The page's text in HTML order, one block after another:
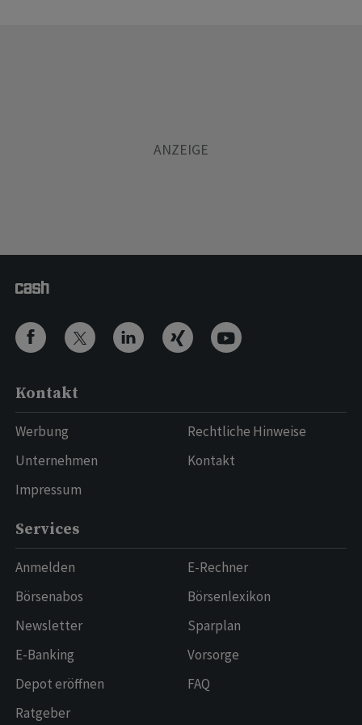
Kontakt
Werbung
Unternehmen
Impressum
Rechtliche Hinweise
Kontakt
Services
Anmelden
Börsenabos
Newsletter
E-Banking
Depot eröffnen
Ratgeber
E-Rechner
Börsenlexikon
Sparplan
Vorsorge
FAQ